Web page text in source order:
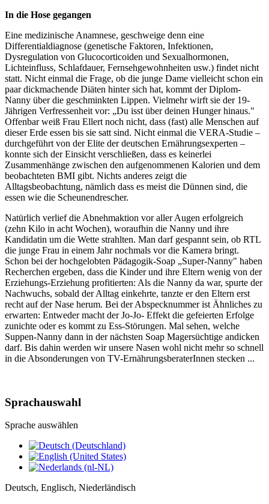
In die Hose gegangen
Eine medizinische Anamnese, geschweige denn eine
Differentialdiagnose (genetische Faktoren, Infektionen,
Dysregulation von Glucocorticoiden und Sexualhormonen,
Lichteinfluss, Schlafdauer, Fernsehgewohnheiten usw.) findet nicht
statt. Nicht einmal die Frage, ob die junge Dame vielleicht schon ein
paar dickmachende Diäten hinter sich hat, kommt der Diplom-
Nanny über die geschminkten Lippen. Vielmehr wirft sie der 19-
Jährigen Verfressenheit vor: „Du isst über deinen Hunger hinaus."
Offenbar weiß Frau Ellert noch nicht, dass (fast) alle Menschen auf
dieser Erde essen bis sie satt sind. Nicht einmal die VERA-Studie –
durchgeführt von der Elite der deutschen Ernährungsexperten –
konnte sich der Einsicht verschließen, dass es keinerlei
Zusammenhänge zwischen den aufgenommenen Kalorien und dem
beobachteten BMI gibt. Nichts anderes zeigt die
Alltagsbeobachtung, nämlich dass es meist die Dünnen sind, die
essen wie die Scheunendrescher.
Natürlich verlief die Abnehmaktion vor aller Augen erfolgreich
(zehn Kilo in acht Wochen), woraufhin die Nanny und ihre
Kandidatin um die Wette strahlten. Man darf gespannt sein, ob RTL
die junge Frau in einem Jahr nochmals vor die Kamera bringt.
Schon bei der hochgelobten Pädagogik-Soap „Super-Nanny" haben
Recherchen ergeben, dass die Kinder und ihre Eltern wenig von der
Erziehungs-Erziehung profitierten: Als die Nanny da war, spurte der
Nachwuchs, sobald der Alltag einkehrte, tanzte er den Eltern erst
recht auf der Nase herum. Bei der Abspecknummer ist Ähnliches zu
erwarten: Entweder macht der Jo-Jo- Effekt die gefeierten Erfolge
zunichte oder es kommt zu Ess-Störungen. Mal sehen, welche
Suppen-Nanny dann in der nächsten Soap Magersüchtige andicken
darf. Bis dahin werden wir unsere Nasen wohl nicht mehr so schnell
in die Absonderungen von TV-ErnährungsberaterInnen stecken ...
Sprachauswahl
Sprache auswählen
Deutsch, Englisch, Niederländisch